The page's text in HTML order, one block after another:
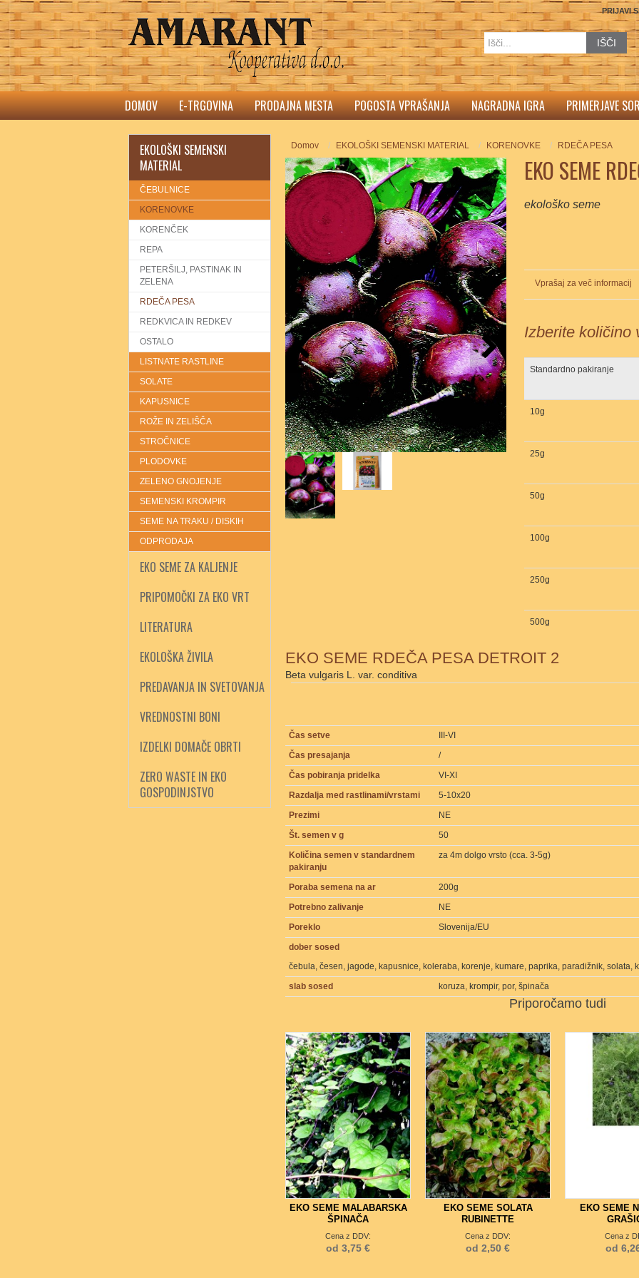
PRIJAVI
IŠČI
DOMOV E-TRGOVINA PRODAJNA MESTA POGOSTA VPRAŠANJA NAGRADNA IGRA PRIMERJAVE
EKOLOŠKI SEMENSKI
MATERIAL
ČEBULNICE
KORENOVKE
KORENČEK
REPA
PETERŠILJ, PASTINAK IN
ZELENA
RDEČA PESA
REDKVICA IN REDKEV
OSTALO
LISTNATE RASTLINE
SOLATE
KAPUSNICE
ROŽE IN ZELIŠČA
STROČNICE
PLODOVKE
ZELENO GNOJENJE
SEMENSKI KROMPIR
SEME NA TRAKU / DISKIH
ODPRODAJA
EKO SEME ZA KALJENJE
PRIPOMOČKI ZA EKO VRT
LITERATURA
EKOLOŠKA ŽIVILA
PREDAVANJA IN SVETOVANJA
VREDNOSTNI BONI
IZDELKI DOMAČE OBRTI
ZERO WASTE IN EKO
GOSPODINJSTVO
Domov EKOLOŠKI SEMENSKI MATERIAL KORENOVKE RDEČA PESA
EKO SEME
ekološko seme
Vprašaj za več informacij
Izberite količino
Standardno pakiranje
10g
25g
50g
100g
250g
500g
1kg
EKO SEME RDEČA PESA DETROIT 2
Beta vulgaris L. var. conditiva
Čas setve
III-VI
Čas presajanja
/
Čas pobiranja pridelka
VI-XI
Razdalja med rastlinami/vrstami
5-10x20
Prezimi
NE
Št. semen v g
50
Količina semen v standardnem
pakiranju
za 4m dolgo vrsto (cca. 3-5g)
Poraba semena na ar
200g
Potrebno zalivanje
NE
Poreklo
Slovenija/EU
dober sosed
čebula, česen, jagode, kapusnice, koleraba, korenje, kumare, paprika, paradižnik, solata,
slab sosed
koruza, krompir, por, špinača
Priporočamo tudi
4
EKO SEME MALABARSKA
ŠPINAČA
Cena z DDV:
od 3,75 €
4
EKO SEME SOLATA
RUBINETTE
Cena z DDV:
od 2,50 €
EKO SEME
Cena z
od